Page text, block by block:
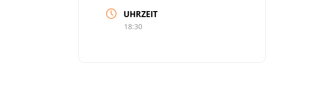
UHRZEIT
18:30